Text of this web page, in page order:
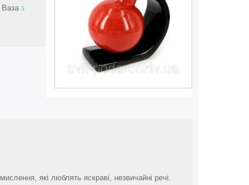
Ваза з
які люблять яскраві, незвичайні речі.